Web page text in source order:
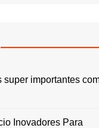
super importantes
Inovadores Para